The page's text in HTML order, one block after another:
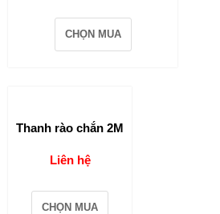
CHỌN MUA
Thanh rào chắn 2M
Liên hệ
CHỌN MUA